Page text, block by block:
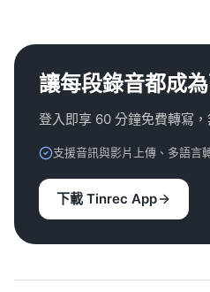
讓每段錄音都成
登入即享 60 分鐘免費轉寫
支援音訊與影片上傳、多語言
下載 Tinrec App